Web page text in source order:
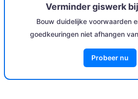
Verminder giswerk
Bouw duidelijke voorwaarden
goedkeuringen niet afhangen
Probeer nu